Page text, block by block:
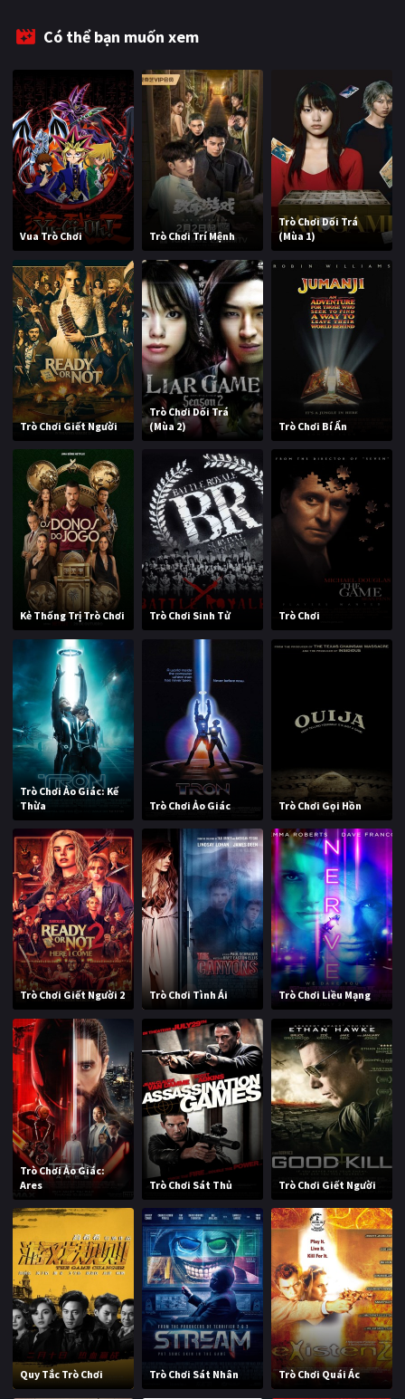
Có thể bạn muốn xem
Vua Trò Chơi Trò Chơi Trí Mệnh
Trò Chơi Dối Trá
(Mùa 1)
Trò Chơi Giết Người
Trò Chơi Dối Trá
(Mùa 2)
Trò Chơi Bí Ẩn
Kẻ Thống Trị Trò Chơi Trò Chơi Sinh Tử Trò Chơi
Trò Chơi Ảo Giác: Kế
Thừa
Trò Chơi Ảo Giác Trò Chơi Gọi Hồn
Trò Chơi Giết Người 2 Trò Chơi Tình Ái Trò Chơi Liều Mạng
Trò Chơi Ảo Giác:
Ares
Trò Chơi Sát Thủ Trò Chơi Giết Người
Quy Tắc Trò Chơi Trò Chơi Sát Nhân Trò Chơi Quái Ác